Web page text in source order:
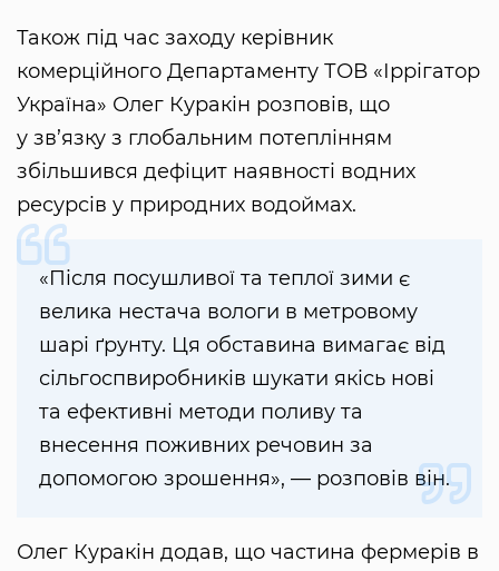
Також під час заходу керівник
комерційного Департаменту ТОВ «Іррігатор
Україна» Олег Куракін розповів, що
у зв’язку з глобальним потеплінням
збільшився дефіцит наявності водних
ресурсів у природних водоймах.
«Після посушливої та теплої зими є
велика нестача вологи в метровому
шарі ґрунту. Ця обставина вимагає від
сільгоспвиробників шукати якісь нові
та ефективні методи поливу та
внесення поживних речовин за
допомогою зрошення», — розповів він.
Олег Куракін додав, що частина фермерів в